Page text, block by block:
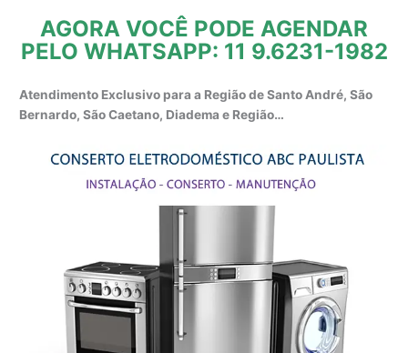
AGORA VOCÊ PODE AGENDAR
PELO WHATSAPP: 11 9.6231-1982
Atendimento Exclusivo para a Região de Santo André, São
Bernardo, São Caetano, Diadema e Região…